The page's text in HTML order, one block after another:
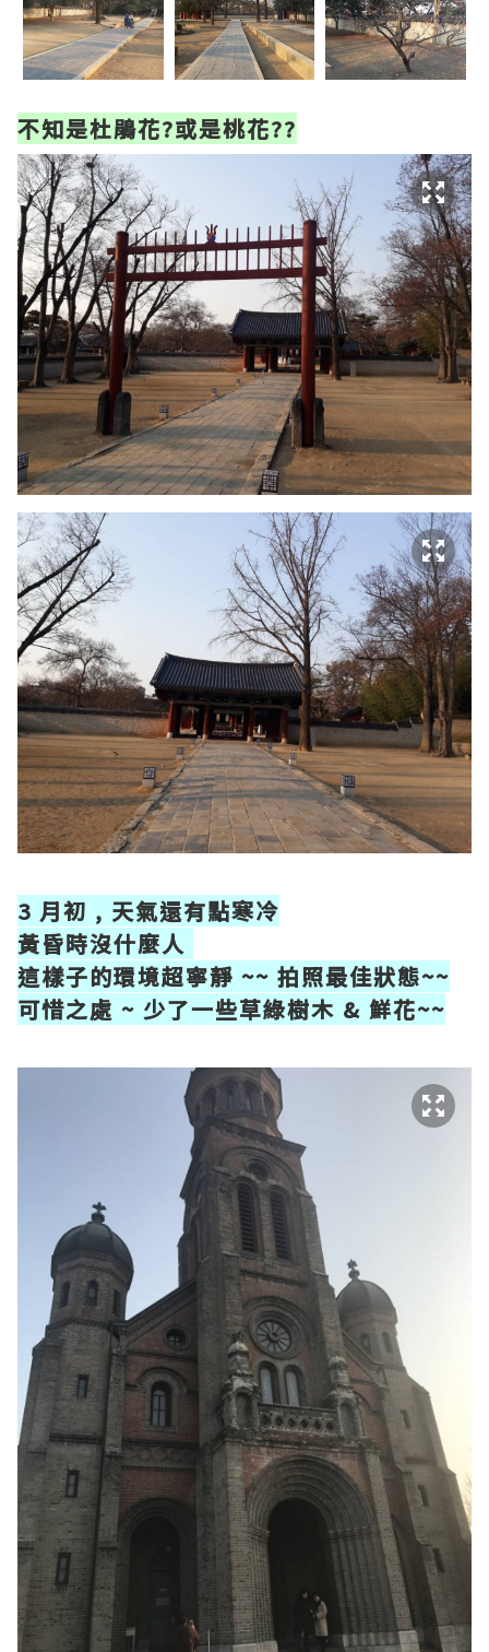
不知是杜鵑花?或是桃花??
3 月初 , 天氣還有點寒冷
黃昏時沒什麼人
這樣子的環境超寧靜 ~~ 拍照最佳狀態~~
可惜之處 ~ 少了一些草綠樹木 & 鮮花~~